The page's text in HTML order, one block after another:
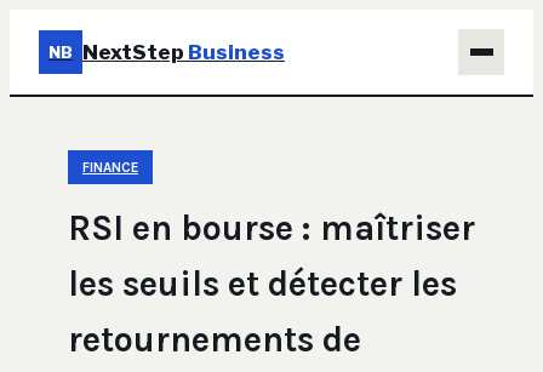
NB NextStep Business
FINANCE
RSI en bourse : maîtriser
les seuils et détecter les
retournements de